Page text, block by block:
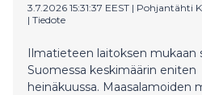
3.7.2026 15:31:37 EEST | Pohjantähti
| Tiedote
Ilmatieteen laitoksen mukaan
Suomessa keskimäärin eniten
heinäkuussa. Maasalamoiden